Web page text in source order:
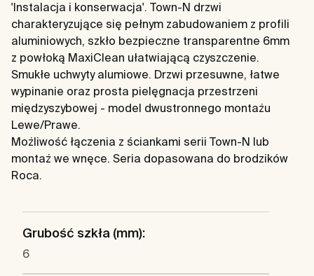
'Instalacja i konserwacja'. Town-N drzwi
charakteryzujące się pełnym zabudowaniem z profili
aluminiowych, szkło bezpieczne transparentne 6mm
z powłoką MaxiClean ułatwiającą czyszczenie.
Smukłe uchwyty alumiowe. Drzwi przesuwne, łatwe
wypinanie oraz prosta pielęgnacja przestrzeni
międzyszybowej - model dwustronnego montażu
Lewe/Prawe.
Możliwość łączenia z ściankami serii Town-N lub
montaż we wnęce. Seria dopasowana do brodzików
Roca.
Grubość szkła (mm):
6